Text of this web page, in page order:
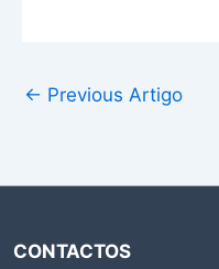
← Previous Artigo
CONTACTOS